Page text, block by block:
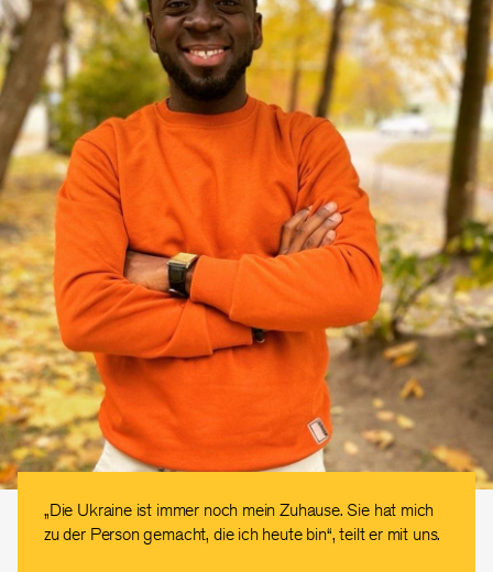
„Die Ukraine ist immer noch mein Zuhause. Sie hat mich
zu der Person gemacht, die ich heute bin“, teilt er mit uns.